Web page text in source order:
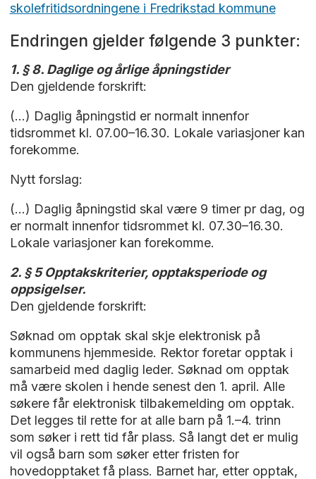
skolefritidsordningene i Fredrikstad kommune
Endringen gjelder følgende 3 punkter:
1. § 8. Daglige og årlige åpningstider
Den gjeldende forskrift:
(...) Daglig åpningstid er normalt innenfor
tidsrommet kl. 07.00–16.30. Lokale variasjoner kan
forekomme.
Nytt forslag:
(...) Daglig åpningstid skal være 9 timer pr dag, og
er normalt innenfor tidsrommet kl. 07.30–16.30.
Lokale variasjoner kan forekomme.
2. § 5 Opptakskriterier, opptaksperiode og
oppsigelser.
Den gjeldende forskrift:
Søknad om opptak skal skje elektronisk på
kommunens hjemmeside. Rektor foretar opptak i
samarbeid med daglig leder. Søknad om opptak
må være skolen i hende senest den 1. april. Alle
søkere får elektronisk tilbakemelding om opptak.
Det legges til rette for at alle barn på 1.–4. trinn
som søker i rett tid får plass. Så langt det er mulig
vil også barn som søker etter fristen for
hovedopptaket få plass. Barnet har, etter opptak,